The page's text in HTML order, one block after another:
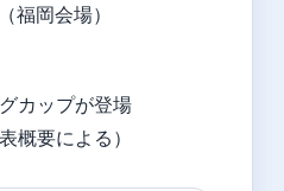
福岡会場）
カップが登場
概要による）